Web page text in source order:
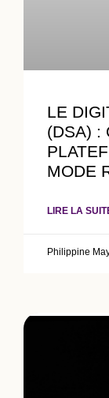
LE
(DSA) :
MODE
LIRE LA
Philippine